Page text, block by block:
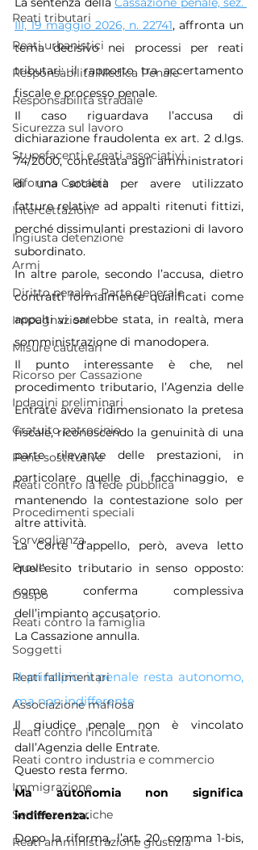
Reati tributari
Reati urbanistici
Responsabilità Medica Penale
Responsabilità stradale
Sicurezza sul lavoro
Stupefacenti e reati associativi
Riforma Cartabia
Intercettazioni
Ingiusta detenzione
Armi
Diritto penale - Parte generale
Impugnazioni
Misure cautelari
Ricorso per Cassazione
Indagini preliminari
Gratuito patrocinio
Pene sostitutive
Reati contro la fede pubblica
Procedimenti speciali
Sorveglianza
Prove
Daspo
Reati contro la famiglia
Soggetti
Reati fallimentari
Associazione mafiosa
Reati contro l'incolumità
Reati contro industria e commercio
Immigrazione
Sentenze storiche
Reati amministrazione giustizia
III, 19 maggio 2026, n. 22741, affronta un
tema decisivo nei processi per reati
tributari: il rapporto tra accertamento
fiscale e processo penale.
Il caso riguardava l’accusa di
dichiarazione fraudolenta ex art. 2 d.lgs.
74/2000, contestata agli amministratori
di una società per avere utilizzato
fatture relative ad appalti ritenuti fittizi,
perché dissimulanti prestazioni di lavoro
subordinato.
In altre parole, secondo l’accusa, dietro
contratti formalmente qualificati come
appalti vi sarebbe stata, in realtà, mera
somministrazione di manodopera.
Il punto interessante è che, nel
procedimento tributario, l’Agenzia delle
Entrate aveva ridimensionato la pretesa
fiscale, riconoscendo la genuinità di una
parte rilevante delle prestazioni, in
particolare quelle di facchinaggio, e
mantenendo la contestazione solo per
altre attività.
La Corte d’appello, però, aveva letto
quell’esito tributario in senso opposto:
come conferma complessiva
dell’impianto accusatorio.
La Cassazione annulla.
Il principio: il penale resta autonomo,
ma non indifferente
Il giudice penale non è vincolato
dall’Agenzia delle Entrate.
Questo resta fermo.
Ma autonomia non significa
indifferenza.
Dopo la riforma, l’art. 20, comma 1-bis,